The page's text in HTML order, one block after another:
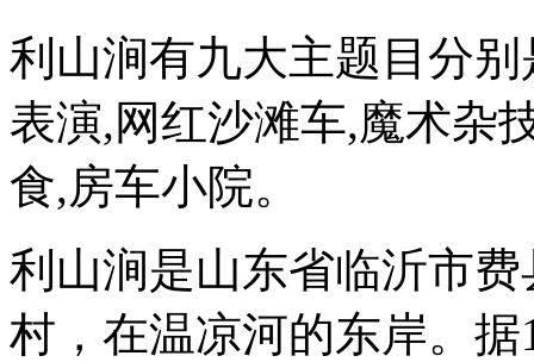
利山涧有九大主题目分
表演,网红沙滩车,魔术杂
食,房车小院。
利山涧是山东省临沂市
村，在温凉河的东岸。